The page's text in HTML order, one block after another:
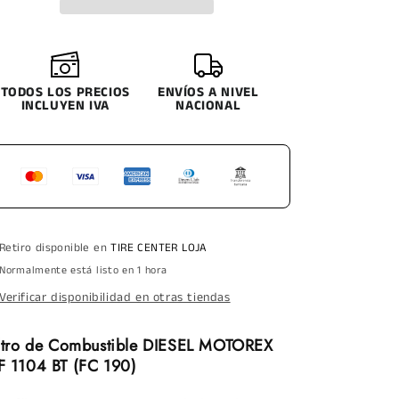
DIESEL,TOYOTA
DYNA,COASTER,HIACE
2002
DIESEL,TOYOTA
DYNA,COASTER,HIACE
2002
TODOS LOS PRECIOS
INCLUYEN IVA
ENVÍOS A NIVEL
NACIONAL
Retiro disponible enTIRE CENTER LOJA
Normalmente está listo en 1 hora
Verificar disponibilidad en otras tiendas
de Combustible DIESEL MOTOREX
1104 BT (FC 190)